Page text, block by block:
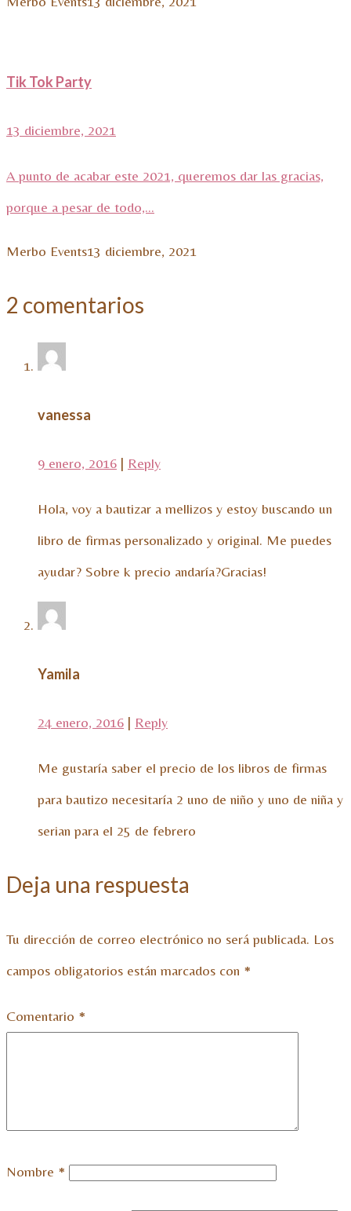
Tik Tok Party
13 diciembre, 2021
A punto de acabar este 2021, queremos dar las gracias,
porque a pesar de todo,...
Merbo Events13 diciembre, 2021
2 comentarios
vanessa
9 enero, 2016 | Reply
Hola, voy a bautizar a mellizos y estoy buscando un
libro de firmas personalizado y original. Me puedes
ayudar? Sobre k precio andaría?Gracias!
Yamila
24 enero, 2016 | Reply
Me gustaría saber el precio de los libros de firmas
para bautizo necesitaría 2 uno de niño y uno de niña y
serian para el 25 de febrero
Deja una respuesta
Tu dirección de correo electrónico no será publicada. Los
campos obligatorios están marcados con *
Comentario *
Nombre *